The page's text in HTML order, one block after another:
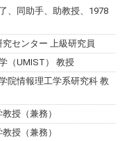
、同助手、助教授、1978
センター 上級研究員
（UMIST） 教授
情報理工学系研究科 教
授（兼務）
授（兼務）